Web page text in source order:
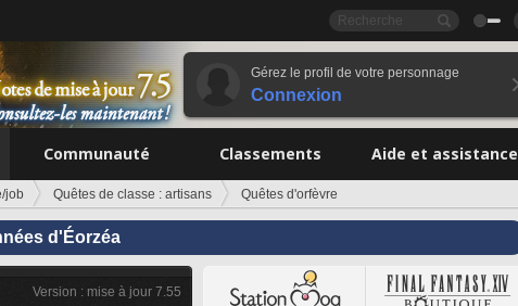
Gérez le profil de votre personnage
Connexion
Communauté Classements Aide et assistance
job Quêtes de classe : artisans Quêtes d'orfèvre
d'Éorzéa
Version : mise à jour 7.55